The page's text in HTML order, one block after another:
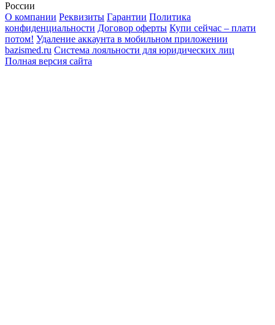
России
О компании Реквизиты Гарантии Политика
конфиденциальности Договор оферты Купи сейчас – плати
потом! Удаление аккаунта в мобильном приложении
bazismed.ru Система лояльности для юридических лиц
Полная версия сайта